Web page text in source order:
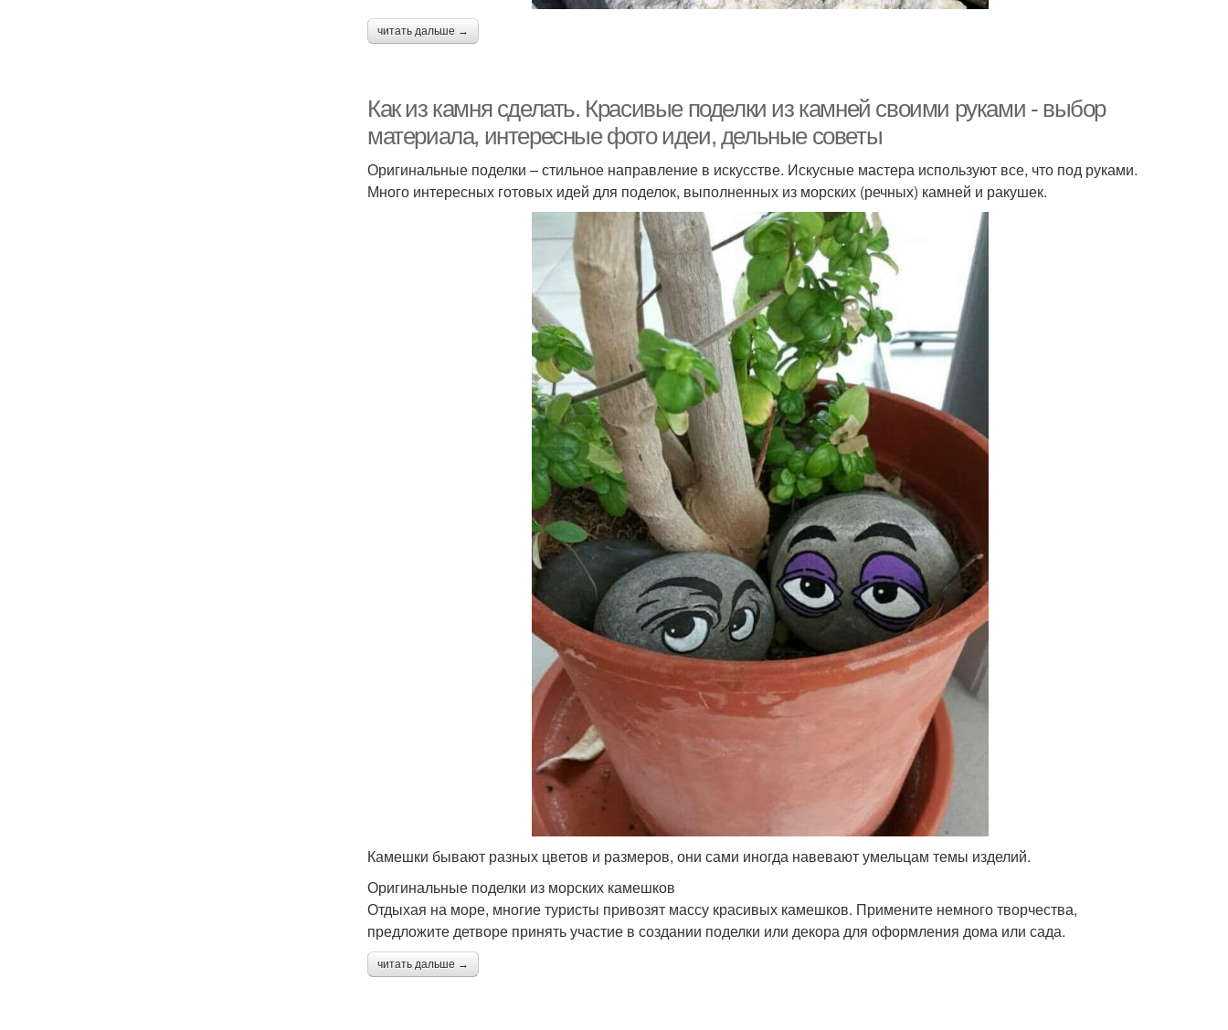
читать дальше →
Как из камня сделать. Красивые поделки из камней своими руками - выбор
материала, интересные фото идеи, дельные советы
Оригинальные поделки – стильное направление в искусстве. Искусные мастера используют все, что под руками.
Много интересных готовых идей для поделок, выполненных из морских (речных) камней и ракушек.
Камешки бывают разных цветов и размеров, они сами иногда навевают умельцам темы изделий.
Оригинальные поделки из морских камешков
Отдыхая на море, многие туристы привозят массу красивых камешков. Примените немного творчества,
предложите детворе принять участие в создании поделки или декора для оформления дома или сада.
читать дальше →